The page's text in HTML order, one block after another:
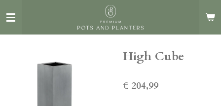
direct
High Cube
€ 204,99